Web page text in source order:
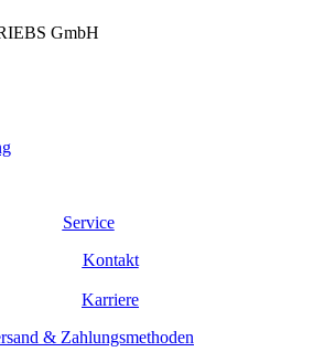
GmbH
Service
Kontakt
Karriere
& Zahlungsmethoden